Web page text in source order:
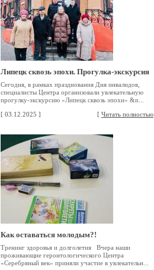
Липецк сквозь эпохи. Прогулка-экскурсия
Сегодня, в рамках празднования Дня инвалидов,
специалисты Центра организовали увлекательную
прогулку-экскурсию «Липецк сквозь эпохи» &n...
[ 03.12.2025 ]
[ Читать полностью
Как оставаться молодым?!
Тренинг здоровья и долголетия Вчера наши
проживающие геронтологического Центра
«Серебряный век» приняли участие в увлекательн...